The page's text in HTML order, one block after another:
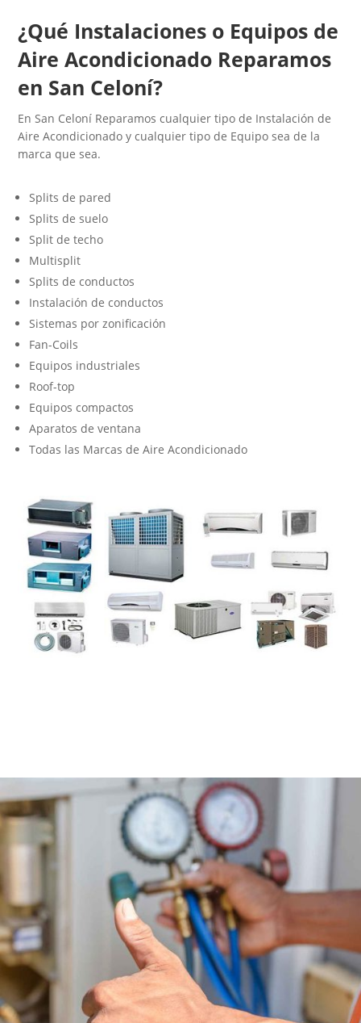
¿Qué Instalaciones o Equipos de
Aire Acondicionado Reparamos
en San Celoní?
En San Celoní Reparamos cualquier tipo de Instalación de
Aire Acondicionado y cualquier tipo de Equipo sea de la
marca que sea.
Splits de pared
Splits de suelo
Split de techo
Multisplit
Splits de conductos
Instalación de conductos
Sistemas por zonificación
Fan-Coils
Equipos industriales
Roof-top
Equipos compactos
Aparatos de ventana
Todas las Marcas de Aire Acondicionado